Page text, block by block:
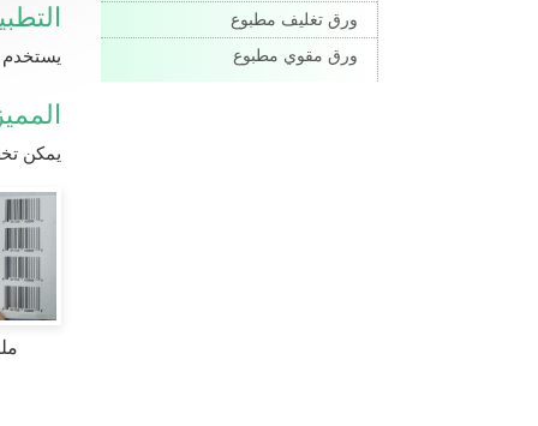
يستخدم
يمكن
ورق تغليف مطبوع
ورق مقوي مطبوع